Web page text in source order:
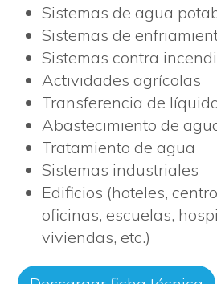
Sistemas de agua
Sistemas de
Sistemas contra
Actividades agrícolas
Transferencia de
Abastecimiento de
Tratamiento de agua
Sistemas industriales
Edificios (hoteles,
oficinas, escuelas,
viviendas, etc.)